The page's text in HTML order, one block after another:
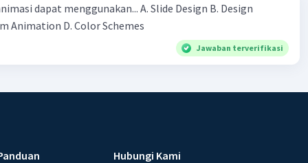
dapat menggunakan... A. Slide Design B. Design
Template C.Custom Animation D. Color Schemes​
Jawaban terverifikasi
Hubungi Kami